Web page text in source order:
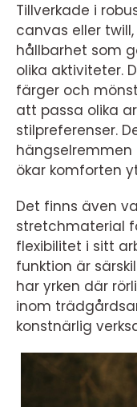
Tillverkade i
canvas eller
hållbarhet som
olika aktiviteter.
färger och
att passa olika
stilpreferenser.
hängselremmen
ökar komforten
Det finns även
stretchmaterial
flexibilitet i sitt
funktion är
har yrken där
inom
konstnärlig